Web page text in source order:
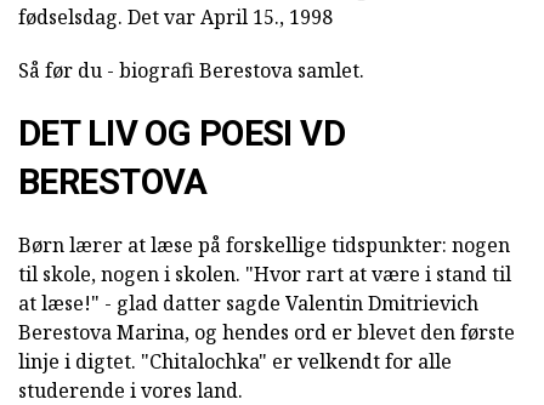
fødselsdag. Det var April 15., 1998
Så før du - biografi Berestova samlet.
DET LIV OG POESI VD
BERESTOVA
Børn lærer at læse på forskellige tidspunkter: nogen
til skole, nogen i skolen. "Hvor rart at være i stand til
at læse!" - glad datter sagde Valentin Dmitrievich
Berestova Marina, og hendes ord er blevet den første
linje i digtet. "Chitalochka" er velkendt for alle
studerende i vores land.